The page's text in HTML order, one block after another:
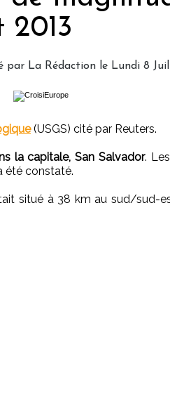
2013
par La Rédaction le Lundi 8
(USGS) cité par Reuters.
la capitale, San Salvador.
été constaté.
situé à 38 km au sud/sud-